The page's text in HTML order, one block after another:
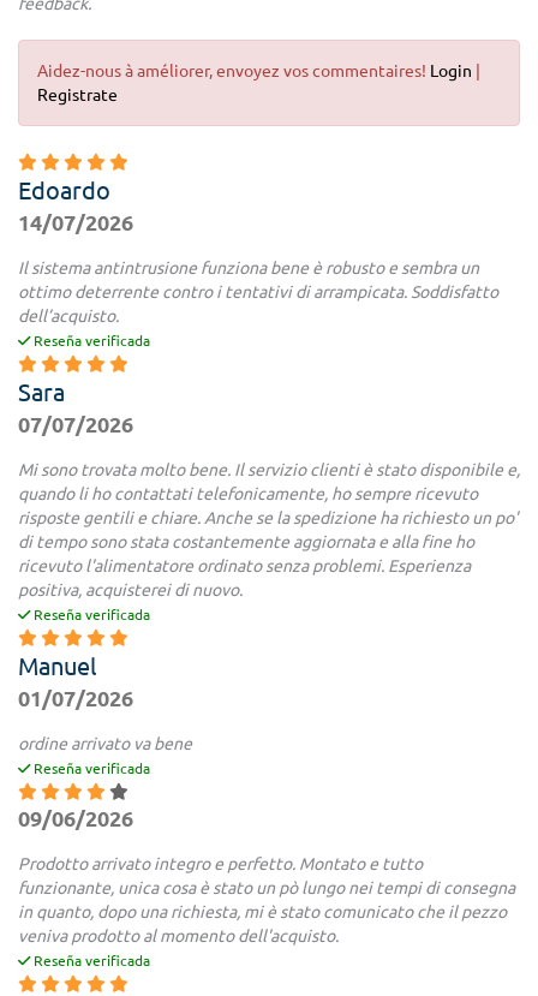
Aidez-nous à améliorer, envoyez vos commentaires! Login
Registrate
Edoardo
14/07/2026
Il sistema antintrusione funziona bene è robusto e sembra un
ottimo deterrente contro i tentativi di arrampicata. Soddisfatto
dell’acquisto.
Reseña verificada
Sara
07/07/2026
Mi sono trovata molto bene. Il servizio clienti è stato disponibile e,
quando li ho contattati telefonicamente, ho sempre ricevuto
risposte gentili e chiare. Anche se la spedizione ha richiesto un po'
di tempo sono stata costantemente aggiornata e alla fine ho
ricevuto l'alimentatore ordinato senza problemi. Esperienza
positiva, acquisterei di nuovo.
Reseña verificada
Manuel
01/07/2026
ordine arrivato va bene
Reseña verificada
09/06/2026
Prodotto arrivato integro e perfetto. Montato e tutto
funzionante, unica cosa è stato un pò lungo nei tempi di consegna
in quanto, dopo una richiesta, mi è stato comunicato che il pezzo
veniva prodotto al momento dell'acquisto.
Reseña verificada